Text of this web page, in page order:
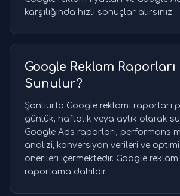
karşılığında hızlı sonuçlar alırsınız.
Google Reklam Raporları
Sunulur?
Şanlıurfa Google reklamı raporları
günlük, haftalık veya aylık olarak
Google Ads raporları, performans
analizi, konversiyon verileri ve
önerileri içermektedir. Google
raporlama dahildir.